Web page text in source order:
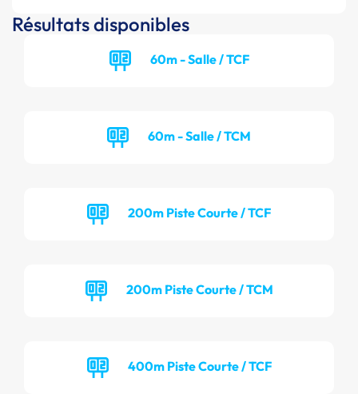
Résultats disponibles
60m - Salle / TCF
60m - Salle / TCM
200m Piste Courte / TCF
200m Piste Courte / TCM
400m Piste Courte / TCF